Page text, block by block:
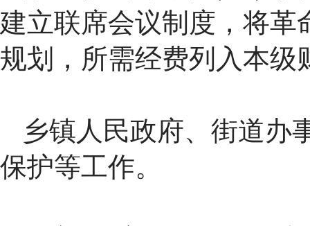
建立联席会议制度，将革
规划，所需经费列入本级
乡镇人民政府、街道办
保护等工作。